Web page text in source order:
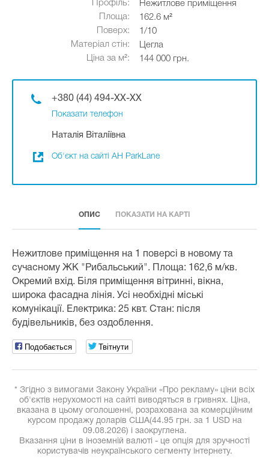
Профіль:
Нежитлове приміщення
Площа:
162.6 м²
Поверх:
1/10
Матеріал стін:
Цегла
Ціна за м²:
144 000 грн.
+380 (44) 494-XX-XX
Показати телефон
Наталія Віталіївна
Об'єкт на сайті АН ParkLane
ОПИС ПОКАЗАТИ НА КАРТІ
Нежитлове приміщення на 1 поверсі в новому та
сучасному ЖК "Рибальський". Площа: 162,6 м/кв.
Окремий вхід. Біля приміщення вітринні, вікна,
широка фасадна лінія. Усі необхідні міські
комунікації. Електрика: 25 квт. Стан: після
будівельників, без оздоблення.
Подобається Твітнути
* Згідно з вимогами Закону України «Про рекламу» ціни всіх
об'єктів нерухомості на сайті виводяться в гривнях. Ціна,
вказана в цьому оголошенні, розрахована за комерційним
курсом продажу доларів США(44.95 грн. за 1 USD на
09.08.2026) і заокруглена.
Вказання ціни в іноземній валюті - це опція для зручності
користувачів неукраїнського сегменту інтернету.